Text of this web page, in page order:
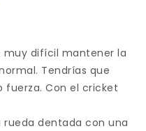
muy difícil mantener la
Tendrías que
Con el cricket
dentada con una